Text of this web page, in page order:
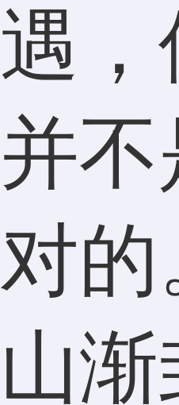
遇，
并
对
山渐